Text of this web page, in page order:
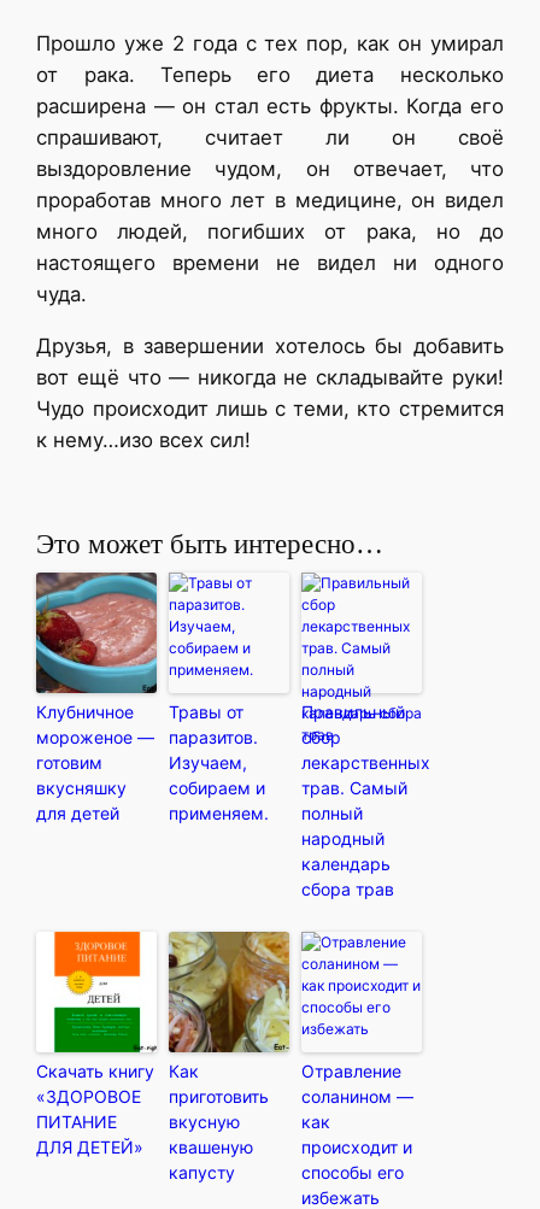
Прошло уже 2 года с тех пор, как он умирал
от рака. Теперь его диета несколько
расширена — он стал есть фрукты. Когда его
спрашивают, считает ли он своё
выздоровление чудом, он отвечает, что
проработав много лет в медицине, он видел
много людей, погибших от рака, но до
настоящего времени не видел ни одного
чуда.
Друзья, в завершении хотелось бы добавить
вот ещё что — никогда не складывайте руки!
Чудо происходит лишь с теми, кто стремится
к нему…изо всех сил!
Это может быть интересно…
Клубничное
мороженое —
готовим
вкусняшку
для детей
Травы от
паразитов.
Изучаем,
собираем и
применяем.
Правильный
сбор
лекарственных
трав. Самый
полный
народный
календарь
сбора трав
Скачать книгу
«ЗДОРОВОЕ
ПИТАНИЕ
ДЛЯ ДЕТЕЙ»
Как
приготовить
вкусную
квашеную
капусту
Отравление
соланином —
как
происходит и
способы его
избежать